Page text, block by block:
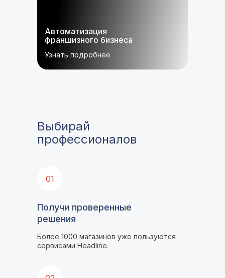
Автоматизация
франшизного бизнеса
Узнать подробнее
Выбирай
профессионалов
Более 1000 магазинов уже пользуются
сервисами Headline.
Получи проверенные
решения
01